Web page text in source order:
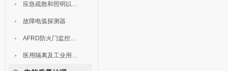
应急疏散和照明以及灯具
故障电弧探测器
AFRD防火门监控系统
医用隔离及工业用电绝缘检测